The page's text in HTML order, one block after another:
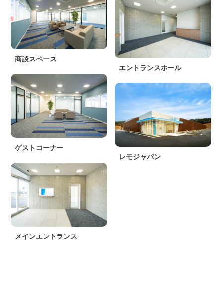
商談スペース
ゲストコーナー
エントランスホール
メインエントランス
レモジャパン